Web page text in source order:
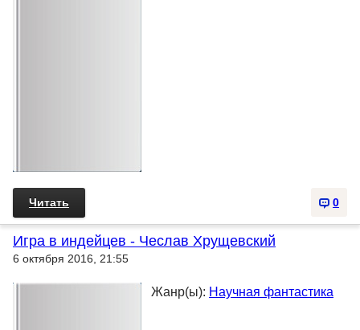
0
Читать
Игра в индейцев - Чеслав Хрущевский
6 октября 2016, 21:55
Жанр(ы): Научная фантастика